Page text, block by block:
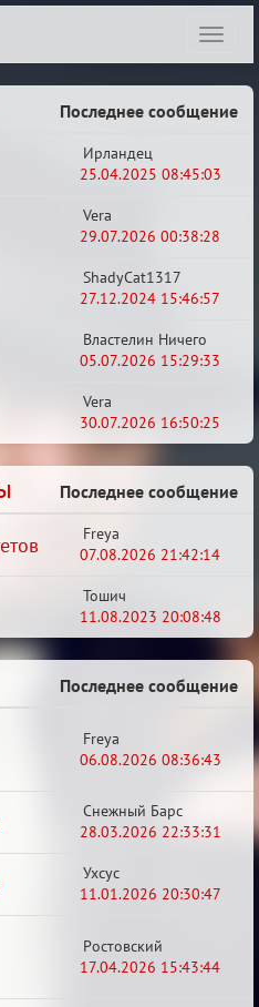
Последнее сообщение
Ирландец
25.04.2025 08:45:03
Vera
29.07.2026 00:38:28
ShadyCat1317
27.12.2024 15:46:57
Властелин Ничего
05.07.2026 15:29:33
Vera
30.07.2026 16:50:25
Последнее сообщение
Freya
07.08.2026 21:42:14
Тошич
11.08.2023 20:08:48
Последнее сообщение
Freya
06.08.2026 08:36:43
Снежный Барс
28.03.2026 22:33:31
Ухсус
11.01.2026 20:30:47
Ростовский
17.04.2026 15:43:44